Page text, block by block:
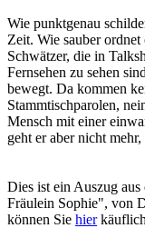
Wie punktgenau
Zeit. Wie sauber
Schwätzer, die in
Fernsehen zu sehen
bewegt. Da kommen
Stammtischparolen,
Mensch mit einer
geht er aber nicht
Dies ist ein Auszug
Fräulein Sophie", von
können Sie hier